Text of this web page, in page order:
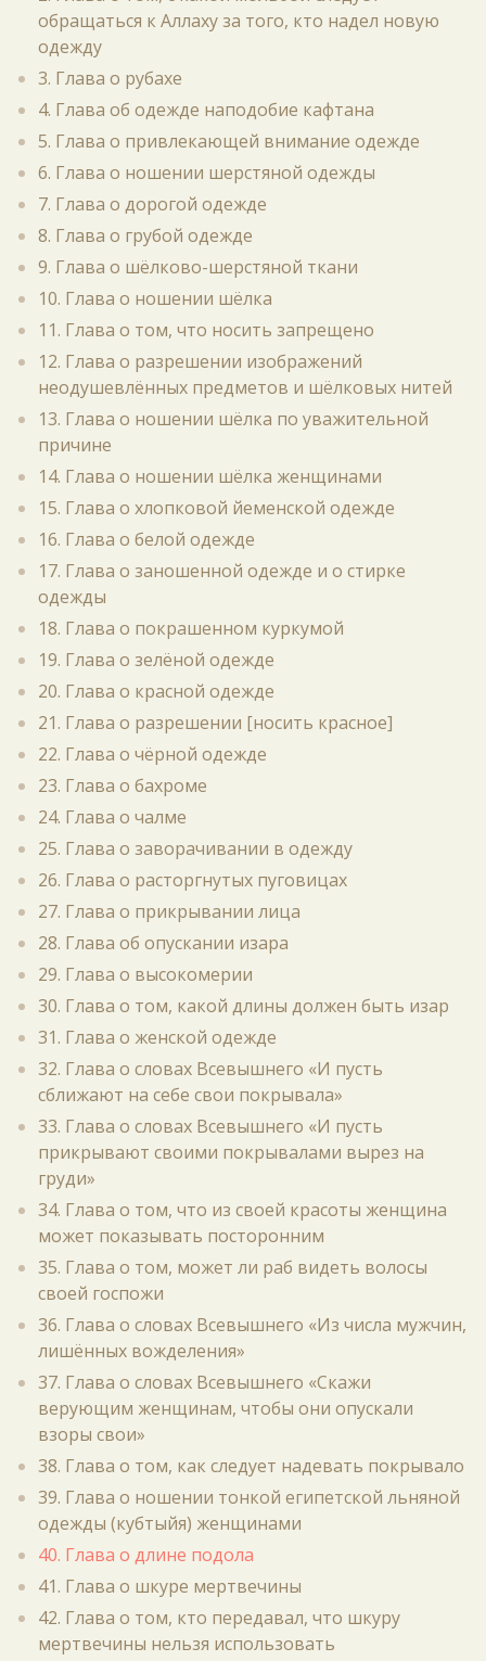
обращаться к Аллаху за того, кто надел новую
одежду
3. Глава о рубахе
4. Глава об одежде наподобие кафтана
5. Глава о привлекающей внимание одежде
6. Глава о ношении шерстяной одежды
7. Глава о дорогой одежде
8. Глава о грубой одежде
9. Глава о шёлково-шерстяной ткани
10. Глава о ношении шёлка
11. Глава о том, что носить запрещено
12. Глава о разрешении изображений
неодушевлённых предметов и шёлковых нитей
13. Глава о ношении шёлка по уважительной
причине
14. Глава о ношении шёлка женщинами
15. Глава о хлопковой йеменской одежде
16. Глава о белой одежде
17. Глава о заношенной одежде и о стирке
одежды
18. Глава о покрашенном куркумой
19. Глава о зелёной одежде
20. Глава о красной одежде
21. Глава о разрешении [носить красное]
22. Глава о чёрной одежде
23. Глава о бахроме
24. Глава о чалме
25. Глава о заворачивании в одежду
26. Глава о расторгнутых пуговицах
27. Глава о прикрывании лица
28. Глава об опускании изара
29. Глава о высокомерии
30. Глава о том, какой длины должен быть изар
31. Глава о женской одежде
32. Глава о словах Всевышнего «И пусть
сближают на себе свои покрывала»
33. Глава о словах Всевышнего «И пусть
прикрывают своими покрывалами вырез на
груди»
34. Глава о том, что из своей красоты женщина
может показывать посторонним
35. Глава о том, может ли раб видеть волосы
своей госпожи
36. Глава о словах Всевышнего «Из числа мужчин,
лишённых вожделения»
37. Глава о словах Всевышнего «Скажи
верующим женщинам, чтобы они опускали
взоры свои»
38. Глава о том, как следует надевать покрывало
39. Глава о ношении тонкой египетской льняной
одежды (кубтыйя) женщинами
40. Глава о длине подола
41. Глава о шкуре мертвечины
42. Глава о том, кто передавал, что шкуру
мертвечины нельзя использовать